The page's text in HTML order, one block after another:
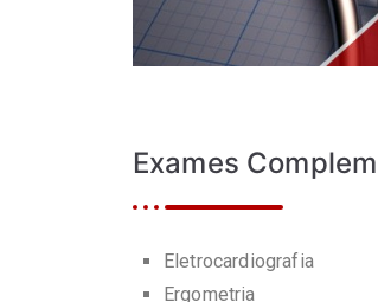
Exames
Eletrocardiografia
Ergometria